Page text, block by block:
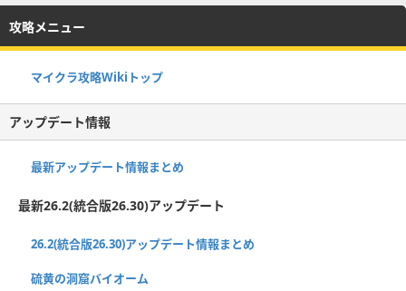
攻略メニュー
マイクラ攻略Wikiトップ
アップデート情報
最新アップデート情報まとめ
最新26.2(統合版26.30)アップデート
26.2(統合版26.30)アップデート情報まとめ
硫黄の洞窟バイオーム